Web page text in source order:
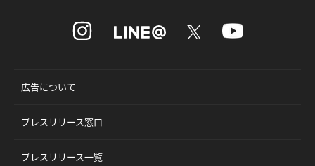
広告について
プレスリリース窓口
プレスリリース一覧